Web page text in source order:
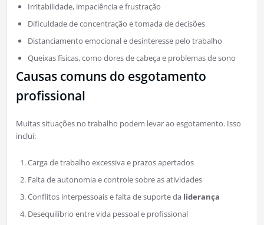
Irritabilidade, impaciência e frustração
Dificuldade de concentração e tomada de decisões
Distanciamento emocional e desinteresse pelo trabalho
Queixas físicas, como dores de cabeça e problemas de sono
Causas comuns do esgotamento
profissional
Muitas situações no trabalho podem levar ao esgotamento. Isso
inclui:
Carga de trabalho excessiva e prazos apertados
Falta de autonomia e controle sobre as atividades
Conflitos interpessoais e falta de suporte da liderança
Desequilíbrio entre vida pessoal e profissional